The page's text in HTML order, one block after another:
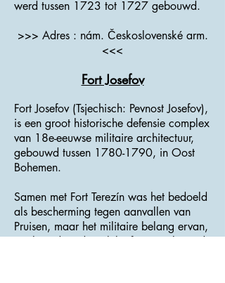
werd tussen 1723 tot 1727 gebouwd.
>>> Adres : nám. Československé arm.
<<<
Fort Josefov
Fort Josefov (Tsjechisch: Pevnost Josefov),
is een groot historische defensie complex
van 18e-eeuwse militaire architectuur,
gebouwd tussen 1780-1790, in Oost
Bohemen.
Samen met Fort Terezín was het bedoeld
als bescherming tegen aanvallen van
Pruisen, maar het militaire belang ervan,
zoals andere dergelijke forten gebouwd